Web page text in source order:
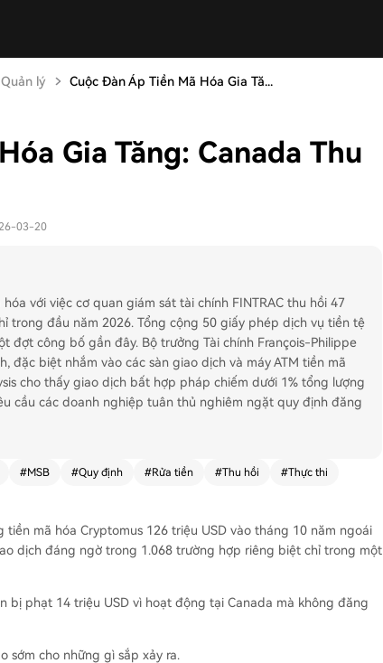
lý Cuộc Đàn Áp Tiền Mã Hóa Gia Tă...
Gia Tăng: Canada Thu
03-20
với việc cơ quan giám sát tài chính FINTRAC thu hồi 47
trong đầu năm 2026. Tổng cộng 50 giấy phép dịch vụ tiền tệ
đợt công bố gần đây. Bộ trưởng Tài chính François-Philippe
đặc biệt nhắm vào các sàn giao dịch và máy ATM tiền mã
cho thấy giao dịch bất hợp pháp chiếm dưới 1% tổng lượng
cầu các doanh nghiệp tuân thủ nghiêm ngặt quy định đăng
#MSB #Quy định #Rửa tiền #Thu hồi #Thực thi
mã hóa Cryptomus 126 triệu USD vào tháng 10 năm ngoái
dịch đáng ngờ trong 1.068 trường hợp riêng biệt chỉ trong một
bị phạt 14 triệu USD vì hoạt động tại Canada mà không đăng
sớm cho những gì sắp xảy ra.